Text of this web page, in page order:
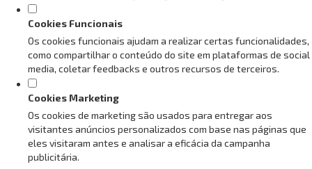
Cookies Funcionais
Os cookies funcionais ajudam a realizar certas funcionalidades,
como compartilhar o conteúdo do site em plataformas de social
media, coletar feedbacks e outros recursos de terceiros.
Cookies Marketing
Os cookies de marketing são usados para entregar aos
visitantes anúncios personalizados com base nas páginas que
eles visitaram antes e analisar a eficácia da campanha
publicitária.